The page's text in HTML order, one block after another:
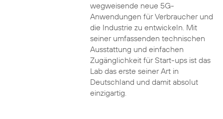
wegweisende neue 5G-
Anwendungen für Verbraucher und
die Industrie zu entwickeln. Mit
seiner umfassenden technischen
Ausstattung und einfachen
Zugänglichkeit für Start-ups ist das
Lab das erste seiner Art in
Deutschland und damit absolut
einzigartig.